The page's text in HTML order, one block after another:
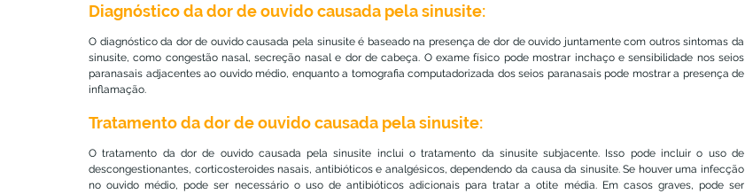
Diagnóstico da dor de ouvido causada pela sinusite:
O diagnóstico da dor de ouvido causada pela sinusite é baseado na presença de dor de ouvido juntamente com outros sintomas da
sinusite, como congestão nasal, secreção nasal e dor de cabeça. O exame físico pode mostrar inchaço e sensibilidade nos seios
paranasais adjacentes ao ouvido médio, enquanto a tomografia computadorizada dos seios paranasais pode mostrar a presença de
inflamação.
Tratamento da dor de ouvido causada pela sinusite:
O tratamento da dor de ouvido causada pela sinusite inclui o tratamento da sinusite subjacente. Isso pode incluir o uso de
descongestionantes, corticosteroides nasais, antibióticos e analgésicos, dependendo da causa da sinusite. Se houver uma infecção
no ouvido médio, pode ser necessário o uso de antibióticos adicionais para tratar a otite média. Em casos graves, pode ser